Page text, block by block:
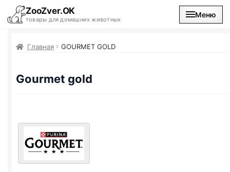
ZooZver.OK
товары для домашних животных
Меню
На главную
Каталог
Главная GOURMET GOLD
Gourmet gold